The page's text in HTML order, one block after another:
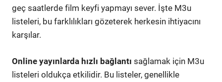
geç saatlerde film keyfi yapmayı sever. İşte M3u
listeleri, bu farklılıkları gözeterek herkesin ihtiyacını
karşılar.
Online yayınlarda hızlı bağlantı sağlamak için M3u
listeleri oldukça etkilidir. Bu listeler, genellikle